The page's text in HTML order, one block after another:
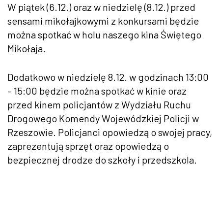
W piątek (6.12.) oraz w niedzielę (8.12.) przed
sensami mikołajkowymi z konkursami będzie
można spotkać w holu naszego kina Świętego
Mikołaja.
Dodatkowo w niedzielę 8.12. w godzinach 13:00
– 15:00 będzie można spotkać w kinie oraz
przed kinem policjantów z Wydziału Ruchu
Drogowego Komendy Wojewódzkiej Policji w
Rzeszowie. Policjanci opowiedzą o swojej pracy,
zaprezentują sprzęt oraz opowiedzą o
bezpiecznej drodze do szkoły i przedszkola.